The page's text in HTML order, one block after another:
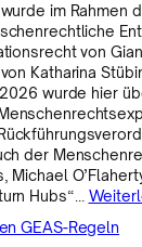
im Rahmen
von
Katharina
wurde hier
der
Michael
Hubs“…
GEAS-Regeln